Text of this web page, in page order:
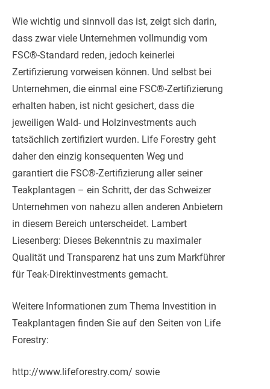
Wie wichtig und sinnvoll das ist, zeigt sich darin,
dass zwar viele Unternehmen vollmundig vom
FSC®-Standard reden, jedoch keinerlei
Zertifizierung vorweisen können. Und selbst bei
Unternehmen, die einmal eine FSC®-Zertifizierung
erhalten haben, ist nicht gesichert, dass die
jeweiligen Wald- und Holzinvestments auch
tatsächlich zertifiziert wurden. Life Forestry geht
daher den einzig konsequenten Weg und
garantiert die FSC®-Zertifizierung aller seiner
Teakplantagen – ein Schritt, der das Schweizer
Unternehmen von nahezu allen anderen Anbietern
in diesem Bereich unterscheidet. Lambert
Liesenberg: Dieses Bekenntnis zu maximaler
Qualität und Transparenz hat uns zum Markführer
für Teak-Direktinvestments gemacht.
Weitere Informationen zum Thema Investition in
Teakplantagen finden Sie auf den Seiten von Life
Forestry:
http://www.lifeforestry.com/ sowie